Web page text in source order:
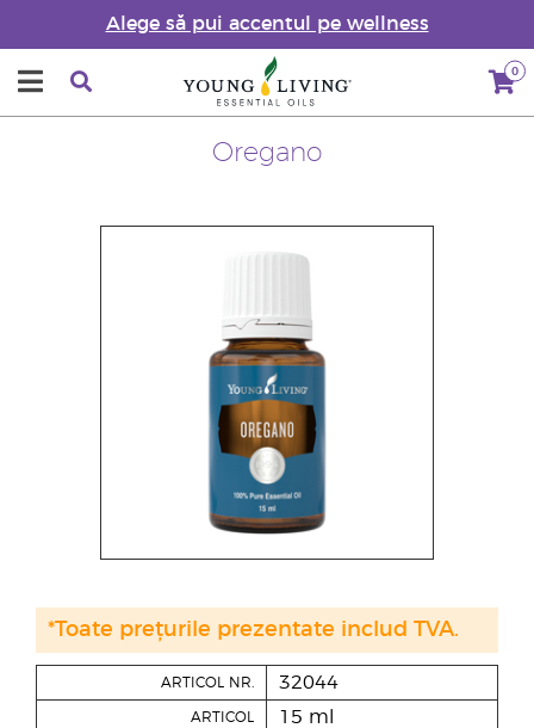
Alege să pui accentul pe wellness
0
Oregano
ARTICOL NR. 32044
ARTICOL 15 ml
*Toate prețurile prezentate includ TVA.